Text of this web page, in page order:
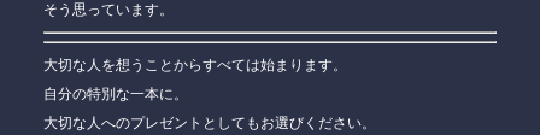
そう思っています。
大切な人を想うことからすべては始まります。
自分の特別な一本に。
大切な人へのプレゼントとしてもお選びください。